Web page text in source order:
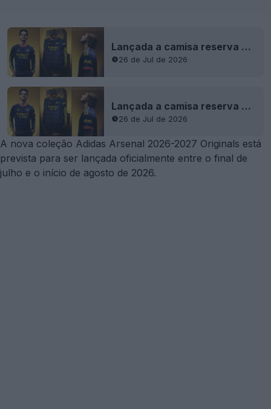
Lançada a camisa reserva do Arsenal 26-27 – Design «Bruised Banana»
26 de Jul de 2026
Lançada a camisa reserva do Arsenal 26-27 – Design «Bruised Banana»
26 de Jul de 2026
A nova coleção Adidas Arsenal 2026-2027 Originals está
prevista para ser lançada oficialmente entre o final de
julho e o início de agosto de 2026.